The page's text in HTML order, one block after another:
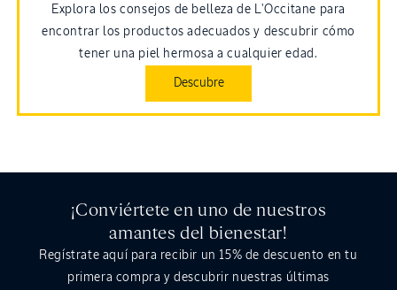
Explora los consejos de belleza de L'Occitane para
encontrar los productos adecuados y descubrir cómo
tener una piel hermosa a cualquier edad.
Descubre
¡Conviértete en uno de nuestros
amantes del bienestar!
Regístrate aquí para recibir un 15% de descuento en tu
primera compra y descubrir nuestras últimas